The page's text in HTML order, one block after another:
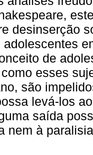
desinserção
adolescentes
de
esses
são
levá-los
saída
nem à